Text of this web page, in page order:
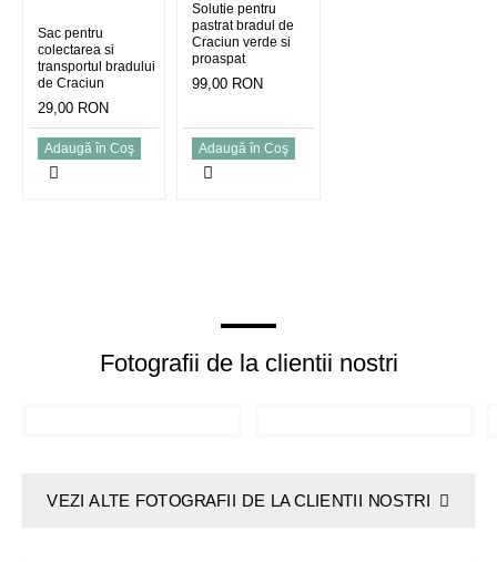
Sac pentru
colectarea si
transportul bradului
de Craciun
29,00 RON
Adaugă în Coş
Solutie pentru
pastrat bradul de
Craciun verde si
proaspat
99,00 RON
Adaugă în Coş
Fotografii de la clientii nostri
VEZI ALTE FOTOGRAFII DE LA CLIENTII NOSTRI